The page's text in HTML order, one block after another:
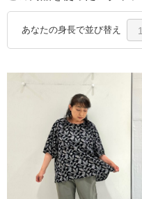
あなたの身長で並び替え